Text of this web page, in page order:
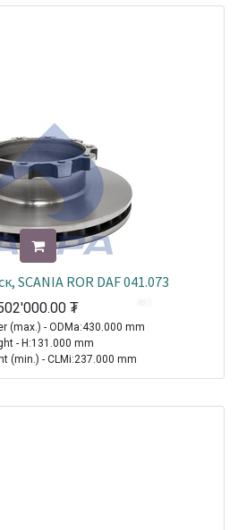
SCANIA ROR DAF 041.073
₮
(max.) - ODMa:430.000 mm
- H:131.000 mm
(min.) - CLMi:237.000 mm
(Min.) - TSMi:M16X1.5
Axle Series|1970-2021
G-, R-, T Series Truck|2003-2021